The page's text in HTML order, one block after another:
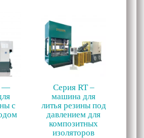
—
с
Серия RT –
машина для
литья резины под
давлением для
композитных
изоляторов